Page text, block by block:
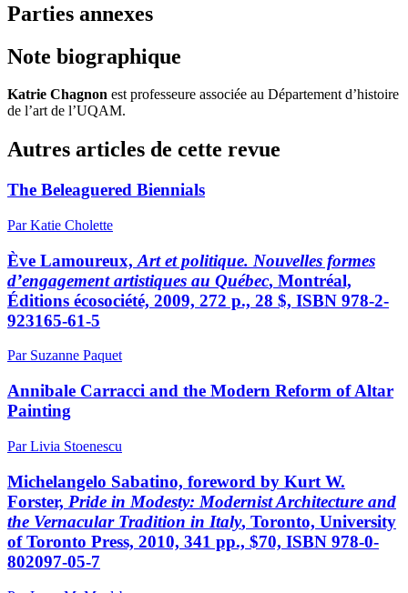
Parties annexes
Note biographique
Katrie Chagnon est professeure associée au Département d’histoire
de l’art de l’UQAM.
Autres articles de cette revue
The Beleaguered Biennials
Par Katie Cholette
Ève Lamoureux, Art et politique. Nouvelles formes
d’engagement artistiques au Québec, Montréal,
Éditions écosociété, 2009, 272 p., 28 $, ISBN 978-2-
923165-61-5
Par Suzanne Paquet
Annibale Carracci and the Modern Reform of Altar
Painting
Par Livia Stoenescu
Michelangelo Sabatino, foreword by Kurt W.
Forster, Pride in Modesty: Modernist Architecture and
the Vernacular Tradition in Italy, Toronto, University
of Toronto Press, 2010, 341 pp., $70, ISBN 978-0-
802097-05-7